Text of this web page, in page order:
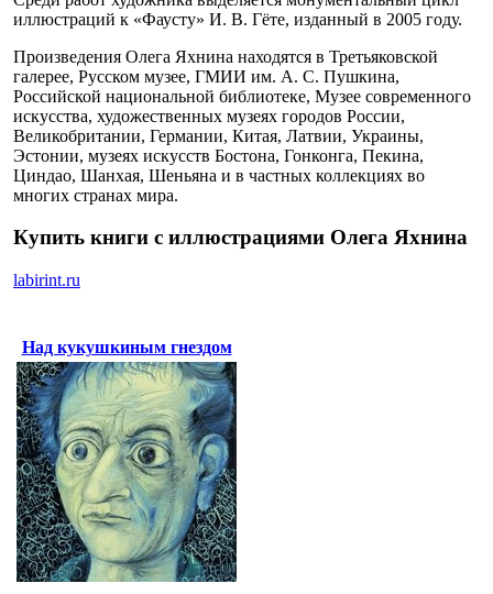
иллюстраций к «Фаусту» И. В. Гёте, изданный в 2005 году.
Произведения Олега Яхнина находятся в Третьяковской
галерее, Русском музее, ГМИИ им. А. С. Пушкина,
Российской национальной библиотеке, Музее современного
искусства, художественных музеях городов России,
Великобритании, Германии, Китая, Латвии, Украины,
Эстонии, музеях искусств Бостона, Гонконга, Пекина,
Циндао, Шанхая, Шеньяна и в частных коллекциях во
многих странах мира.
Купить книги с иллюстрациями Олега Яхнина
labirint.ru
Над кукушкиным гнездом